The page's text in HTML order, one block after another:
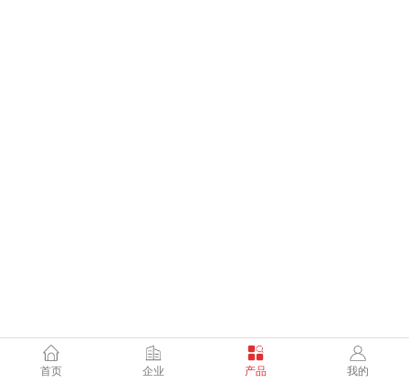
首页 企业 产品 我的